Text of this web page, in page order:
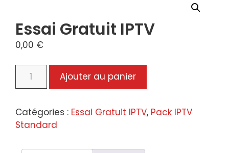
Essai Gratuit IPTV
0,00 €
quantité
Gratuit
IPTV
Ajouter au panier
Catégories : Essai Gratuit IPTV, Pack IPTV
Standard